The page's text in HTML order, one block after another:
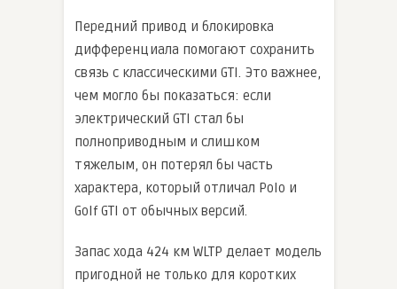
Передний привод и блокировка
дифференциала помогают сохранить
связь с классическими GTI. Это важнее,
чем могло бы показаться: если
электрический GTI стал бы
полноприводным и слишком
тяжелым, он потерял бы часть
характера, который отличал Polo и
Golf GTI от обычных версий.
Запас хода 424 км WLTP делает модель
пригодной не только для коротких